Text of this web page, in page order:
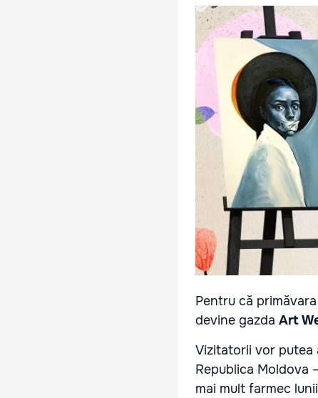
Pentru că
devine gazda Art
Vizitatorii vor putea
Republica Moldova
mai mult farmec